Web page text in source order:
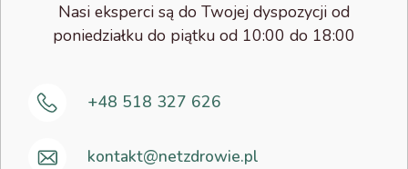
Nasi eksperci są do Twojej dyspozycji od
poniedziałku do piątku od 10:00 do 18:00
+48 518 327 626
kontakt@netzdrowie.pl